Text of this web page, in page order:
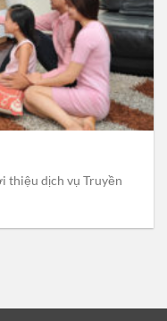
thiệu dịch vụ Truyền